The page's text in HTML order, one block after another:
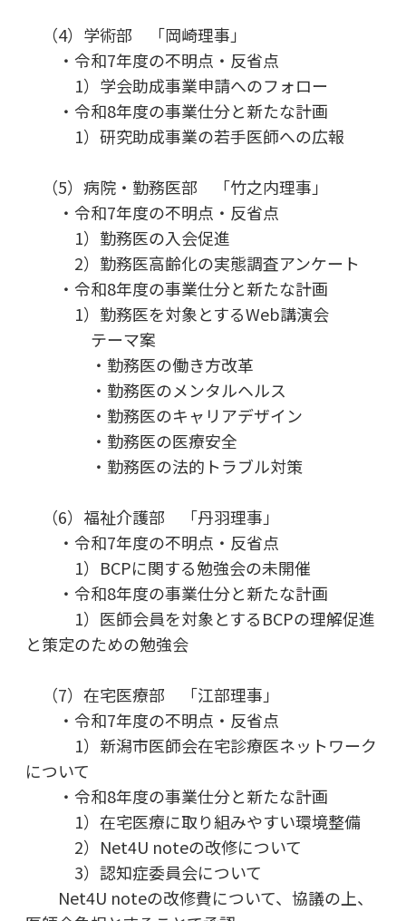
（4）学術部 「岡崎理事」
・令和7年度の不明点・反省点
1）学会助成事業申請へのフォロー
・令和8年度の事業仕分と新たな計画
1）研究助成事業の若手医師への広報
（5）病院・勤務医部 「竹之内理事」
・令和7年度の不明点・反省点
1）勤務医の入会促進
2）勤務医高齢化の実態調査アンケート
・令和8年度の事業仕分と新たな計画
1）勤務医を対象とするWeb講演会
テーマ案
・勤務医の働き方改革
・勤務医のメンタルヘルス
・勤務医のキャリアデザイン
・勤務医の医療安全
・勤務医の法的トラブル対策
（6）福祉介護部 「丹羽理事」
・令和7年度の不明点・反省点
1）BCPに関する勉強会の未開催
・令和8年度の事業仕分と新たな計画
1）医師会員を対象とするBCPの理解促進
と策定のための勉強会
（7）在宅医療部 「江部理事」
・令和7年度の不明点・反省点
1）新潟市医師会在宅診療医ネットワーク
について
・令和8年度の事業仕分と新たな計画
1）在宅医療に取り組みやすい環境整備
2）Net4U noteの改修について
3）認知症委員会について
Net4U noteの改修費について、協議の上、